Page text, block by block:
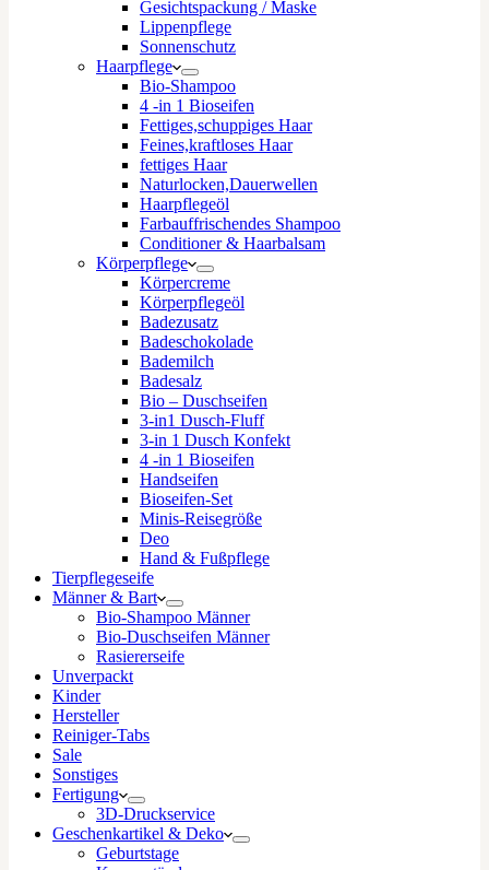
Gesichtspackung / Maske
Lippenpflege
Sonnenschutz
Haarpflege
Bio-Shampoo
4 -in 1 Bioseifen
Fettiges,schuppiges Haar
Feines,kraftloses Haar
fettiges Haar
Naturlocken,Dauerwellen
Haarpflegeöl
Farbauffrischendes Shampoo
Conditioner & Haarbalsam
Körperpflege
Körpercreme
Körperpflegeöl
Badezusatz
Badeschokolade
Bademilch
Badesalz
Bio – Duschseifen
3-in1 Dusch-Fluff
3-in 1 Dusch Konfekt
4 -in 1 Bioseifen
Handseifen
Bioseifen-Set
Minis-Reisegröße
Deo
Hand & Fußpflege
Tierpflegeseife
Männer & Bart
Bio-Shampoo Männer
Bio-Duschseifen Männer
Rasiererseife
Unverpackt
Kinder
Hersteller
Reiniger-Tabs
Sale
Sonstiges
Fertigung
3D-Druckservice
Geschenkartikel & Deko
Geburtstage